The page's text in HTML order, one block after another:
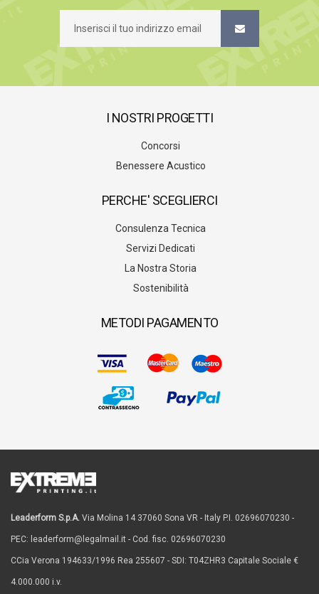
I NOSTRI PROGETTI
Concorsi
Benessere Acustico
PERCHE' SCEGLIERCI
Consulenza Tecnica
Servizi Dedicati
La Nostra Storia
Sostenibilità
METODI PAGAMENTO
Leaderform S.p.A. Via Molina 14 37060 Sona VR - Italy P.I. 02696070230 -
PEC: leaderform@legalmail.it - Cod. fisc. 02696070230
CCia Verona 194633/1996 Rea 255607 - SDI: T04ZHR3 Capitale Sociale €
4.000.000 i.v.